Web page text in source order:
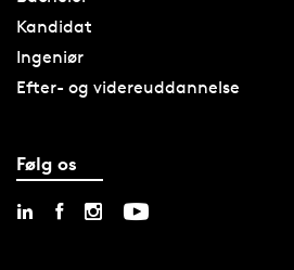
Kandidat
Ingeniør
Efter- og videreuddannelse
Følg os